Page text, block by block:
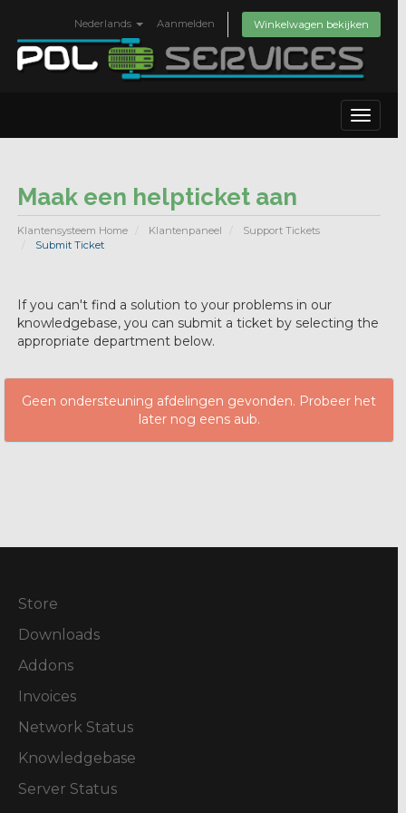
Nederlands Aanmelden Winkelwagen bekijken
Toggle
Maak een helpticket aan
Klantensysteem Home Klantenpaneel
Support Tickets
Submit Ticket
If you can't find a solution to your problems in our
knowledgebase, you can submit a ticket by selecting the
appropriate department below.
Geen ondersteuning afdelingen gevonden. Probeer het
later nog eens aub.
Store
Downloads
Addons
Invoices
Network Status
Knowledgebase
Server Status